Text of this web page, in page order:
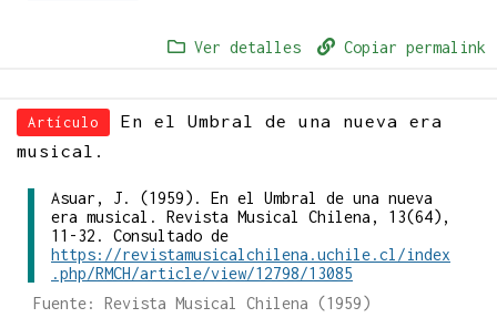
Ver detalles Copiar permalink
Artículo
En el Umbral de una nueva era
musical.
Asuar, J. (1959). En el Umbral de una nueva
era musical. Revista Musical Chilena, 13(64),
11-32. Consultado de
https://revistamusicalchilena.uchile.cl/index
.php/RMCH/article/view/12798/13085
Fuente: Revista Musical Chilena (1959)